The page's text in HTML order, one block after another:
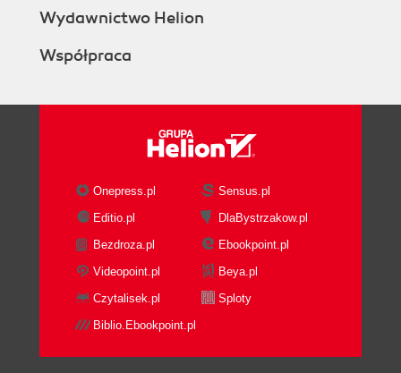
Wydawnictwo Helion
Współpraca
Onepress.pl
Sensus.pl
Editio.pl
DlaBystrzakow.pl
Bezdroza.pl
Ebookpoint.pl
Videopoint.pl
Beya.pl
Czytalisek.pl
Sploty
Biblio.Ebookpoint.pl